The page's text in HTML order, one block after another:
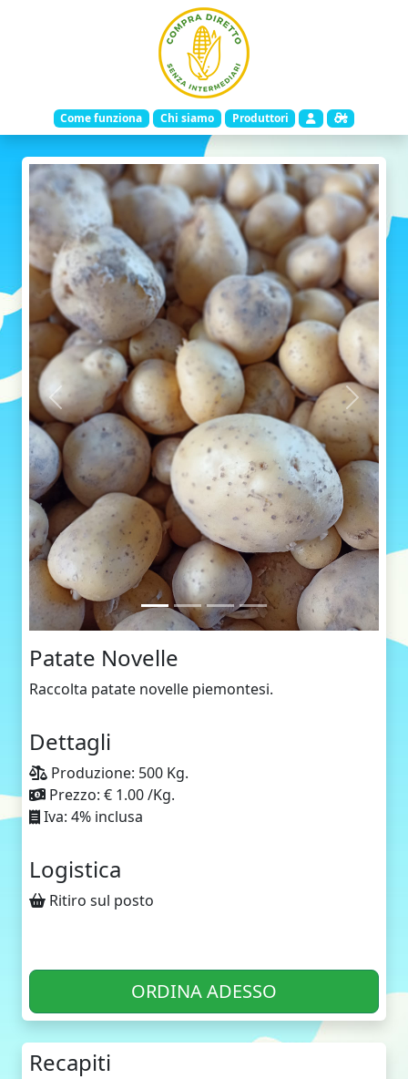
Come funziona Chi siamo Produttori
Indietro Avanti
Patate Novelle
Raccolta patate novelle piemontesi.
Dettagli
Produzione: 500 Kg.
Prezzo: € 1.00 /Kg.
Iva: 4% inclusa
Logistica
Ritiro sul posto
ORDINA ADESSO
Recapiti